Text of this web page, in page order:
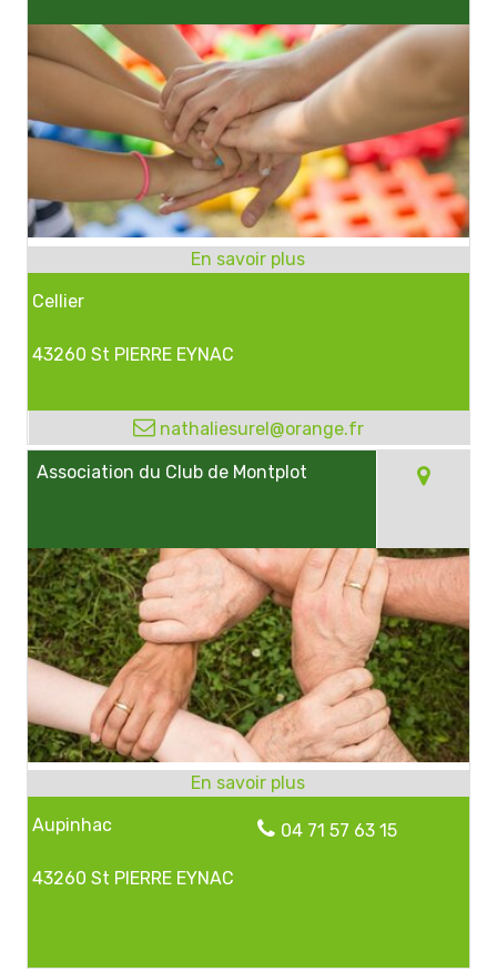
Cellier
43260 St PIERRE EYNAC
nathaliesurel@orange.fr
Association du Club de Montplot
Aupinhac
43260 St PIERRE EYNAC
04 71 57 63 15